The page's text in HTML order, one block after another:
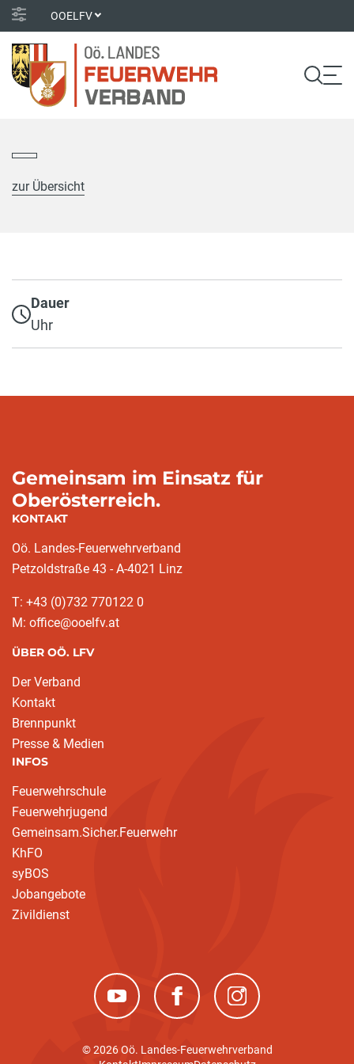
OOELFV
zur Übersicht
Dauer
Uhr
Gemeinsam im Einsatz für
Oberösterreich.
KONTAKT
Oö. Landes-Feuerwehrverband
Petzoldstraße 43 - A-4021 Linz
T: +43 (0)732 770122 0
M: office@ooelfv.at
ÜBER OÖ. LFV
Der Verband
Kontakt
Brennpunkt
Presse & Medien
INFOS
Feuerwehrschule
Feuerwehrjugend
Gemeinsam.Sicher.Feuerwehr
KhFO
syBOS
Jobangebote
Zivildienst
(neues Fenster)(neues Fenster)(neues Fenster)
© 2026 Oö. Landes-Feuerwehrverband